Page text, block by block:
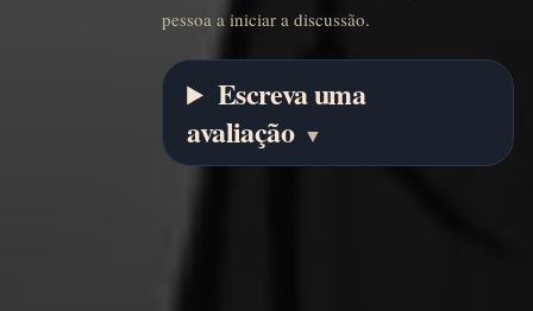
pessoa a iniciar a discussão.
Escreva uma
avaliação ▼